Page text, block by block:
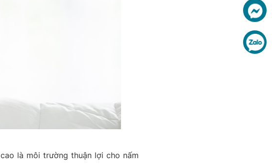
là môi trường thuận lợi cho nấm